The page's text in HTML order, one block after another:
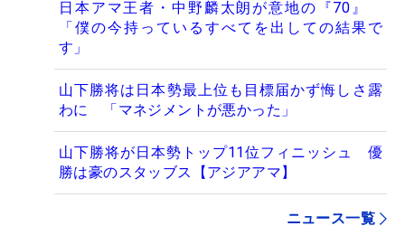
日本アマ王者・中野麟太朗が意地の『70』
「僕の今持っているすべてを出しての結果で
す」
山下勝将は日本勢最上位も目標届かず悔しさ露
わに 「マネジメントが悪かった」
山下勝将が日本勢トップ11位フィニッシュ 優
勝は豪のスタッブス【アジアアマ】
ニュース一覧